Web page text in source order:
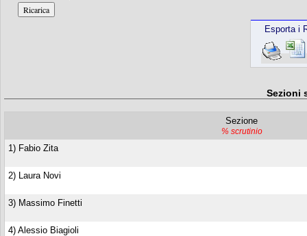
Esporta i
Sezioni
Sezione
% scrutinio
1) Fabio Zita
2) Laura Novi
3) Massimo Finetti
4) Alessio Biagioli